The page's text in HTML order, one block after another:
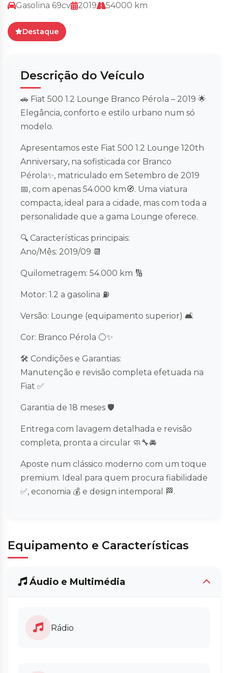
Gasolina 69cv 2019 54000 km
Destaque
Descrição do Veículo
🚗 Fiat 500 1.2 Lounge Branco Pérola – 2019 🌟
Elegância, conforto e estilo urbano num só
modelo.
Apresentamos este Fiat 500 1.2 Lounge 120th
Anniversary, na sofisticada cor Branco
Pérola✨, matriculado em Setembro de 2019
📅, com apenas 54.000 km🧭. Uma viatura
compacta, ideal para a cidade, mas com toda a
personalidade que a gama Lounge oferece.
🔍 Características principais:
Ano/Mês: 2019/09 📆
Quilometragem: 54.000 km 🔢
Motor: 1.2 a gasolina ⛽
Versão: Lounge (equipamento superior) 🛋️
Cor: Branco Pérola ⚪✨
🛠️ Condições e Garantias:
Manutenção e revisão completa efetuada na
Fiat ✅
Garantia de 18 meses 🛡️
Entrega com lavagem detalhada e revisão
completa, pronta a circular 🧼🔧🚘
Aposte num clássico moderno com um toque
premium. Ideal para quem procura fiabilidade
✅, economia 💰 e design intemporal 🏁.
Equipamento e Características
Áudio e Multimédia
Rádio